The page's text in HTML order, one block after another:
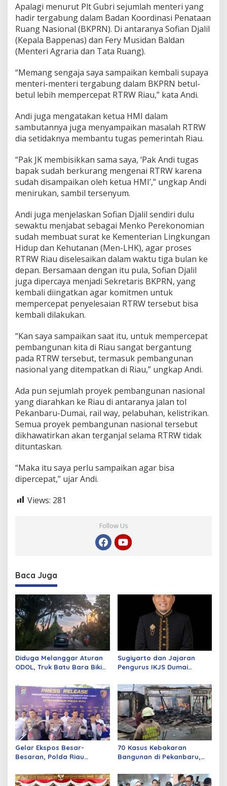
s
u
f
K
a
,
D
i
K
n
g
r
H
M
I
D
r
o
v
i
n
s
i
R
i
a
u
Apalagi menurut Plt Gubri sejumlah menteri yang
hadir tergabung dalam Badan Koordinasi Penataan
Ruang Nasional (BKPRN). Di antaranya Sofian Djalil
(Kepala Bappenas) dan Fery Musidan Baldan
(Menteri Agraria dan Tata Ruang).
“Memang sengaja saya sampaikan kembali supaya
menteri-menteri tergabung dalam BKPRN betul-
betul lebih mempercepat RTRW Riau,” kata Andi.
Andi juga mengatakan ketua HMI dalam
sambutannya juga menyampaikan masalah RTRW
dia setidaknya membantu tugas pemerintah Riau.
“Pak JK membisikkan sama saya, ‘Pak Andi tugas
bapak sudah berkurang mengenai RTRW karena
sudah disampaikan oleh ketua HMI’,” ungkap Andi
menirukan, sambil tersenyum.
Andi juga menjelaskan Sofian Djalil sendiri dulu
sewaktu menjabat sebagai Menko Perekonomian
sudah membuat surat ke Kementerian Lingkungan
Hidup dan Kehutanan (Men-LHK), agar proses
RTRW Riau diselesaikan dalam waktu tiga bulan ke
depan. Bersamaan dengan itu pula, Sofian Djalil
juga dipercaya menjadi Sekretaris BKPRN, yang
kembali diingatkan agar komitmen untuk
mempercepat penyelesaian RTRW tersebut bisa
kembali dilakukan.
“Kan saya sampaikan saat itu, untuk mempercepat
pembangunan kita di Riau sangat bergantung
pada RTRW tersebut, termasuk pembangunan
nasional yang ditempatkan di Riau,” ungkap Andi.
Ada pun sejumlah proyek pembangunan nasional
yang diarahkan ke Riau di antaranya jalan tol
Pekanbaru-Dumai, rail way, pelabuhan, kelistrikan.
Semua proyek pembangunan nasional tersebut
dikhawatirkan akan terganjal selama RTRW tidak
dituntaskan.‎
“Maka itu saya perlu sampaikan agar bisa
dipercepat,” ujar Andi.
Views: 281
Follow Us
Baca Juga
Diduga Melanggar Aturan
ODOL, Truk Batu Bara Bikin
Parah
Sugiyarto dan Jajaran
Pengurus IKJS Dumai
Rabu Besok
Gelar Ekspos Besar-
Besaran, Polda Riau
Curat, Curas, dan
Curanmor
70 Kasus Kebakaran
Bangunan di Pekanbaru,
Listrik